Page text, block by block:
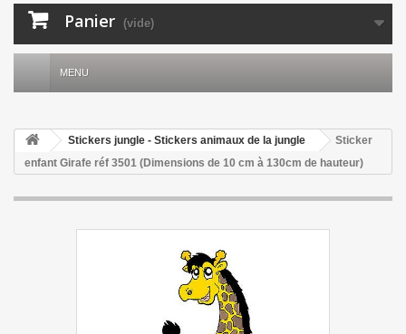
Panier (vide)
MENU
Stickers jungle - Stickers animaux de la jungle
Sticker
enfant Girafe réf 3501 (Dimensions de 10 cm à 130cm de hauteur)